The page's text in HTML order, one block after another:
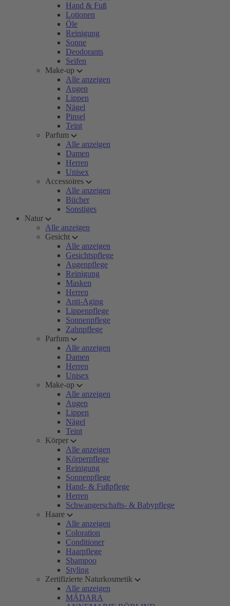
Hand & Fuß
Lotionen
Öle
Reinigung
Sonne
Deodorants
Seifen
Make-up
Alle anzeigen
Augen
Lippen
Nägel
Pinsel
Teint
Parfum
Alle anzeigen
Damen
Herren
Unisex
Accessoires
Alle anzeigen
Bücher
Sonstiges
Natur
Alle anzeigen
Gesicht
Alle anzeigen
Gesichtspflege
Augenpflege
Reinigung
Masken
Herren
Anti-Aging
Lippenpflege
Sonnenpflege
Zahnpflege
Parfum
Alle anzeigen
Damen
Herren
Unisex
Make-up
Alle anzeigen
Augen
Lippen
Nägel
Teint
Körper
Alle anzeigen
Körperpflege
Reinigung
Sonnenpflege
Hand- & Fußpflege
Herren
Schwangerschafts- & Babypflege
Haare
Alle anzeigen
Coloration
Conditioner
Haarpflege
Shampoo
Styling
Zertifizierte Naturkosmetik
Alle anzeigen
MÁDARA